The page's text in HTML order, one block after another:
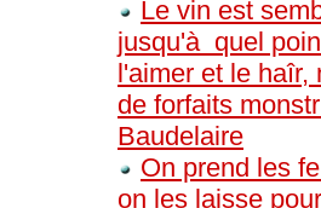
Le vin est
jusqu'à quel
l'aimer et le
de forfaits
Baudelaire
On prend les
on les laisse